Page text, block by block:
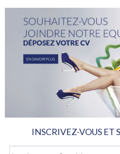
INSCRIVEZ-VOUS ET